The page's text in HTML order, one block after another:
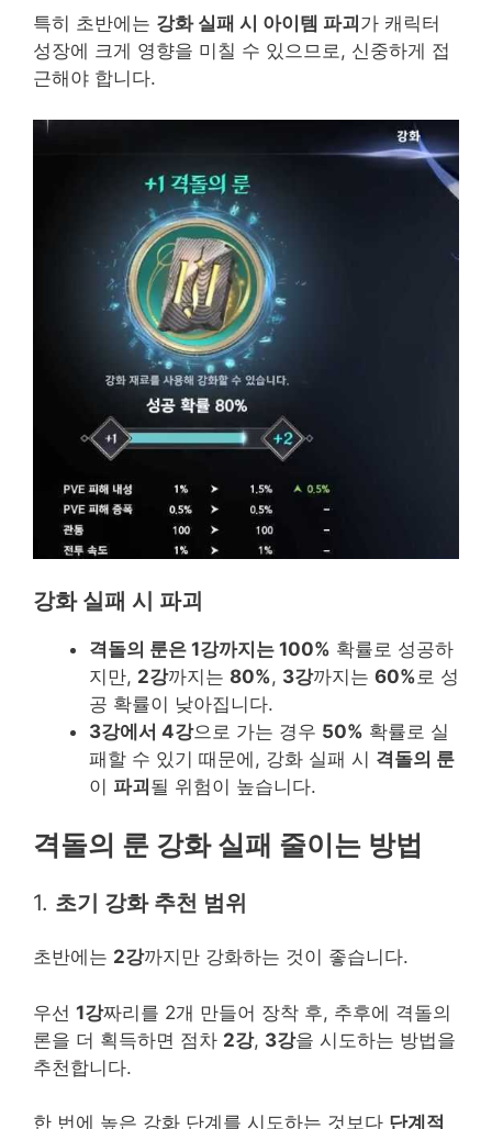
특히 초반에는 강화 실패 시 아이템 파괴가 캐릭터
성장에 크게 영향을 미칠 수 있으므로, 신중하게 접
근해야 합니다.
강화 실패 시 파괴
격돌의 룬은 1강까지는 100% 확률로 성공하
지만, 2강까지는 80%, 3강까지는 60% 로 성
공 확률이 낮아집니다.
3강에서 4강으로 가는 경우 50% 확률로 실
패할 수 있기 때문에, 강화 실패 시 격돌의 룬
이 파괴될 위험이 높습니다.
격돌의 룬 강화 실패 줄이는 방법
1. 초기 강화 추천 범위
초반에는 2강까지만 강화하는 것이 좋습니다.
우선 1강짜리를 2개 만들어 장착 후, 추후에 격돌의
론을 더 획득하면 점차 2강, 3강을 시도하는 방법을
추천합니다.
한 번에 높은 강화 단계를 시도하는 것보다 단계적